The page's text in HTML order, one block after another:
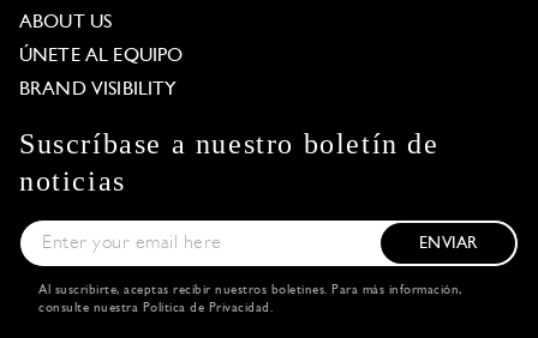
ABOUT US
ÚNETE AL EQUIPO
BRAND VISIBILITY
Suscríbase a nuestro boletín de
noticias
ENVIAR
Al suscribirte, aceptas recibir nuestros boletines. Para más información,
consulte nuestra Política de Privacidad .